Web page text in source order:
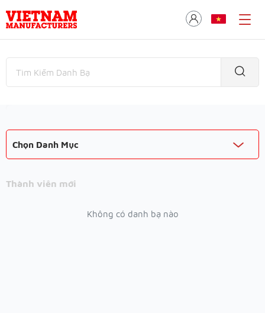
Chọn Danh Mục
Thành viên mới
Không có danh bạ nào